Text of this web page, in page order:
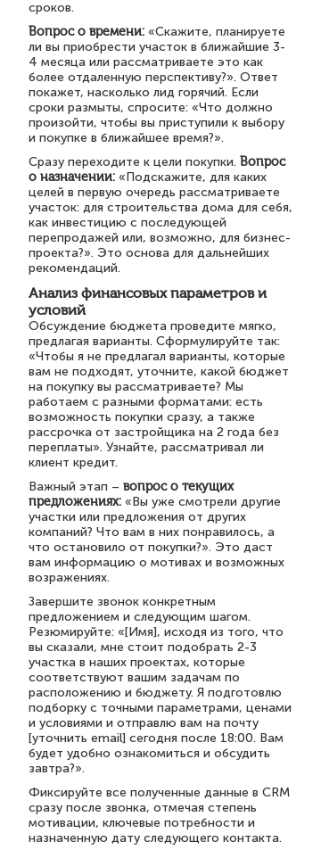
сроков.
Вопрос о времени: «Скажите, планируете
ли вы приобрести участок в ближайшие 3-
4 месяца или рассматриваете это как
более отдаленную перспективу?». Ответ
покажет, насколько лид горячий. Если
сроки размыты, спросите: «Что должно
произойти, чтобы вы приступили к выбору
и покупке в ближайшее время?».
Сразу переходите к цели покупки. Вопрос
о назначении: «Подскажите, для каких
целей в первую очередь рассматриваете
участок: для строительства дома для себя,
как инвестицию с последующей
перепродажей или, возможно, для бизнес-
проекта?». Это основа для дальнейших
рекомендаций.
Анализ финансовых параметров и
условий
Обсуждение бюджета проведите мягко,
предлагая варианты. Сформулируйте так:
«Чтобы я не предлагал варианты, которые
вам не подходят, уточните, какой бюджет
на покупку вы рассматриваете? Мы
работаем с разными форматами: есть
возможность покупки сразу, а также
рассрочка от застройщика на 2 года без
переплаты». Узнайте, рассматривал ли
клиент кредит.
Важный этап – вопрос о текущих
предложениях: «Вы уже смотрели другие
участки или предложения от других
компаний? Что вам в них понравилось, а
что остановило от покупки?». Это даст
вам информацию о мотивах и возможных
возражениях.
Завершите звонок конкретным
предложением и следующим шагом.
Резюмируйте: «[Имя], исходя из того, что
вы сказали, мне стоит подобрать 2-3
участка в наших проектах, которые
соответствуют вашим задачам по
расположению и бюджету. Я подготовлю
подборку с точными параметрами, ценами
и условиями и отправлю вам на почту
[уточнить email] сегодня после 18:00. Вам
будет удобно ознакомиться и обсудить
завтра?».
Фиксируйте все полученные данные в CRM
сразу после звонка, отмечая степень
мотивации, ключевые потребности и
назначенную дату следующего контакта.